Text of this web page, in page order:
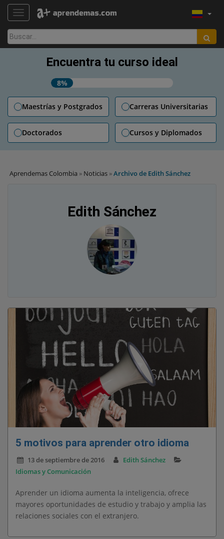
TOGGLE NAVIGATION
Buscar:
Encuentra tu curso ideal
8%
Maestrías y Postgrados Carreras Universitarias
Doctorados Cursos y Diplomados
Aprendemas Colombia » Noticias »Archivo de Edith Sánchez
Edith Sánchez
5 motivos para aprender otro idioma
13 de septiembre de 2016
Edith Sánchez
Idiomas y Comunicación
Aprender un idioma aumenta la inteligencia, ofrece
mayores oportunidades de estudio y trabajo y amplia las
relaciones sociales con el extranjero.